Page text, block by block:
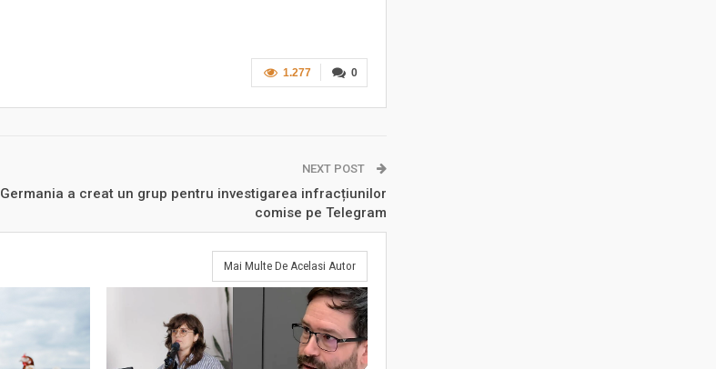
0
1.277
NEXT POST
Germania a creat un grup pentru investigarea infracțiunilor
comise pe Telegram
Mai Multe De Acelasi Autor